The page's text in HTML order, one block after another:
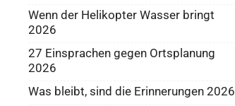
Wenn der Helikopter Wasser bringt
2026
27 Einsprachen gegen Ortsplanung
2026
Was bleibt, sind die Erinnerungen 2026